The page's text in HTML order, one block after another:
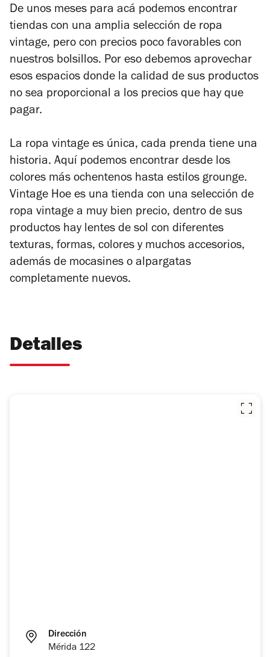
De unos meses para acá podemos encontrar
tiendas con una amplia selección de ropa
vintage, pero con precios poco favorables con
nuestros bolsillos. Por eso debemos aprovechar
esos espacios donde la calidad de sus productos
no sea proporcional a los precios que hay que
pagar.
La ropa vintage es única, cada prenda tiene una
historia. Aquí podemos encontrar desde los
colores más ochentenos hasta estilos grounge.
Vintage Hoe es una tienda con una selección de
ropa vintage a muy bien precio, dentro de sus
productos hay lentes de sol con diferentes
texturas, formas, colores y muchos accesorios,
además de mocasines o alpargatas
completamente nuevos.
Detalles
Dirección
Mérida 122